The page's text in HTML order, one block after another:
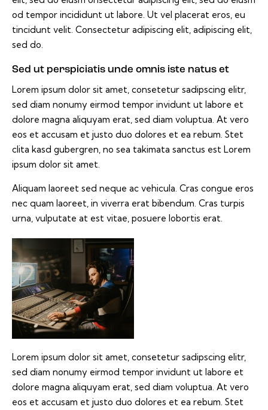
od tempor incididunt ut labore. Ut vel placerat eros, eu
tincidunt velit. Consectetur adipiscing elit, adipiscing elit,
sed do.
Sed ut perspiciatis unde omnis iste natus et
Lorem ipsum dolor sit amet, consetetur sadipscing elitr,
sed diam nonumy eirmod tempor invidunt ut labore et
dolore magna aliquyam erat, sed diam voluptua. At vero
eos et accusam et justo duo dolores et ea rebum. Stet
clita kasd gubergren, no sea takimata sanctus est Lorem
ipsum dolor sit amet.
Aliquam laoreet sed neque ac vehicula. Cras congue eros
nec quam laoreet, in viverra erat bibendum. Cras turpis
urna, vulputate at est vitae, posuere lobortis erat.
Lorem ipsum dolor sit amet, consetetur sadipscing elitr,
sed diam nonumy eirmod tempor invidunt ut labore et
dolore magna aliquyam erat, sed diam voluptua. At vero
eos et accusam et justo duo dolores et ea rebum. Stet